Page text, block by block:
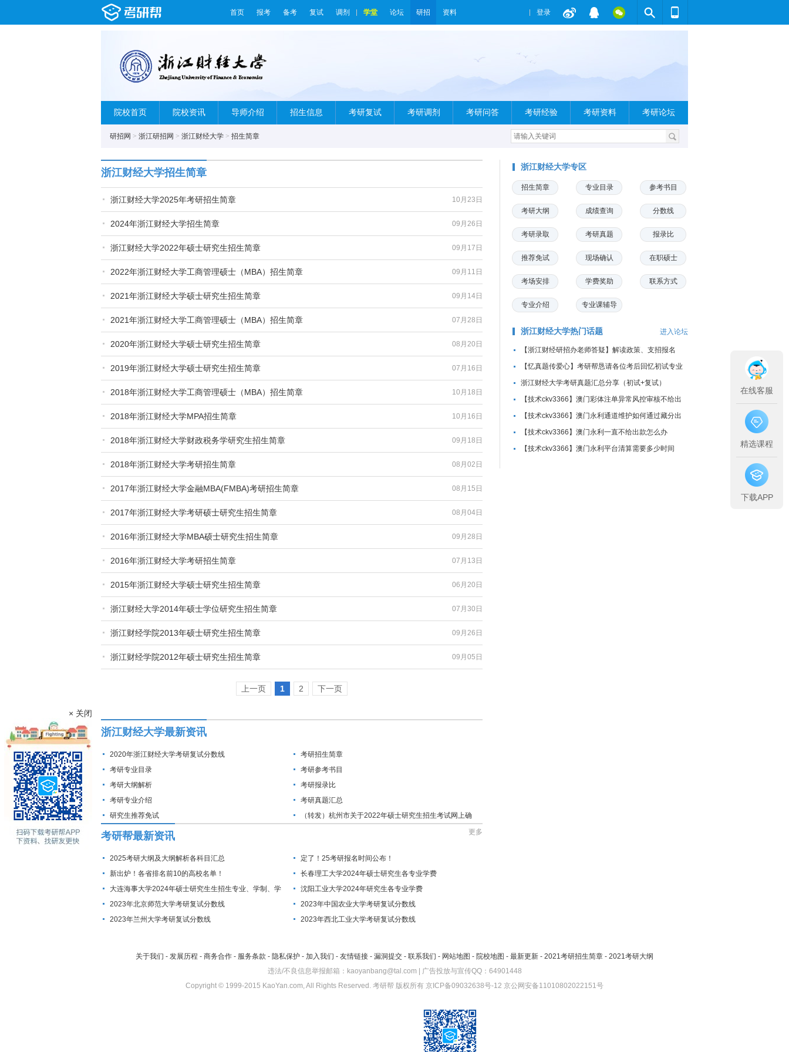
首页 报考 备考 复试 调剂 学堂 论坛 研招 资料 登录
院校首页 院校资讯 导师介绍 招生信息 考研复试 考研调剂 考研问答 考研经验 考研资料 考研论坛
研招网 > 浙江研招网 > 浙江财经大学 > 招生简章
浙江财经大学招生简章
10月23日
浙江财经大学2025年考研招生简章
09月26日
2024年浙江财经大学招生简章
09月17日
浙江财经大学2022年硕士研究生招生简章
09月11日
2022年浙江财经大学工商管理硕士（MBA）招生简章
09月14日
2021年浙江财经大学硕士研究生招生简章
07月28日
2021年浙江财经大学工商管理硕士（MBA）招生简章
08月20日
2020年浙江财经大学硕士研究生招生简章
07月16日
2019年浙江财经大学硕士研究生招生简章
10月18日
2018年浙江财经大学工商管理硕士（MBA）招生简章
10月16日
2018年浙江财经大学MPA招生简章
09月18日
2018年浙江财经大学财政税务学研究生招生简章
08月02日
2018年浙江财经大学考研招生简章
08月15日
2017年浙江财经大学金融MBA(FMBA)考研招生简章
08月04日
2017年浙江财经大学考研硕士研究生招生简章
09月28日
2016年浙江财经大学MBA硕士研究生招生简章
07月13日
2016年浙江财经大学考研招生简章
06月20日
2015年浙江财经大学硕士研究生招生简章
07月30日
浙江财经大学2014年硕士学位研究生招生简章
09月26日
浙江财经学院2013年硕士研究生招生简章
09月05日
浙江财经学院2012年硕士研究生招生简章
上一页 1 2 下一页
浙江财经大学最新资讯
2020年浙江财经大学考研复试分数线
考研招生简章
考研专业目录
考研参考书目
考研大纲解析
考研报录比
考研专业介绍
考研真题汇总
研究生推荐免试
（转发）杭州市关于2022年硕士研究生招生考试网上确
考研帮最新资讯 更多
2025考研大纲及大纲解析各科目汇总
定了！25考研报名时间公布！
新出炉！各省排名前10的高校名单！
长春理工大学2024年硕士研究生各专业学费
大连海事大学2024年硕士研究生生招生专业、学制、学
费标准及拟招生人数
沈阳工业大学2024年研究生各专业学费
2023年北京师范大学考研复试分数线
2023年中国农业大学考研复试分数线
2023年兰州大学考研复试分数线
2023年西北工业大学考研复试分数线
浙江财经大学专区
招生简章 专业目录 参考书目
考研大纲 成绩查询 分数线
考研录取 考研真题 报录比
推荐免试 现场确认 在职硕士
考场安排 学费奖助 联系方式
专业介绍 专业课辅导
浙江财经大学热门话题 进入论坛
【浙江财经研招办老师答疑】解读政策、支招报名
【忆真题传爱心】考研帮恳请各位考后回忆初试专业
课真题
浙江财经大学考研真题汇总分享（初试+复试）
【技术ckv3366】澳门彩体注单异常风控审核不给出
款怎么办
【技术ckv3366】澳门永利通道维护如何通过藏分出
款【技术ckv3366】澳门永利一直不给出款怎么办
【技术ckv3366】澳门永利平台清算需要多少时间
关于我们 - 发展历程 - 商务合作 - 服务条款 - 隐私保护 - 加入我们 - 友情链接 - 漏洞提交 - 联系我们 - 网站地图 - 院校地图 - 最新更新 - 2021考研招生简章 - 2021考研大纲
违法/不良信息举报邮箱：kaoyanbang@tal.com | 广告投放与宣传QQ：64901448
Copyright © 1999-2015 KaoYan.com, All Rights Reserved. 考研帮 版权所有 京ICP备09032638号-12 京公网安备11010802022151号
× 关闭
在线客服
精选课程
下载APP